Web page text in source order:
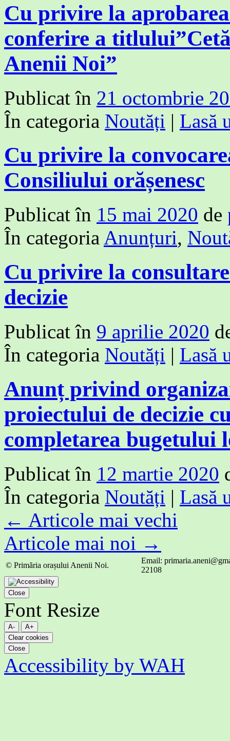
Cu privire la
conferire a
Anenii Noi”
Publicat în 21 octombrie
În categoria Noutăți | Lasă
Cu privire la
Consiliului orășenesc
Publicat în 15 mai 2020 de
În categoria Anunțuri,
Cu privire la
decizie
Publicat în 9 aprilie 2020
În categoria Noutăți | Lasă
Anunț privind
proiectului de decizie
completarea bugetului
Publicat în 12 martie 2020
În categoria Noutăți | Lasă
← Articole mai vechi
Articole mai noi →
© Primăria orașului Anenii Noi.
Email:
22108
Close
Font Resize
A-
A+
Clear cookies
Close
Accessibility by WAH